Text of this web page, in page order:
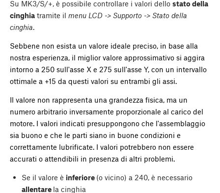
Su MK3/S/+, è possibile controllare i valori dello stato della
cinghia tramite il menu LCD -> Supporto -> Stato della
cinghia.
Sebbene non esista un valore ideale preciso, in base alla
nostra esperienza, il miglior valore approssimativo si aggira
intorno a 250 sull'asse X e 275 sull'asse Y, con un intervallo
ottimale a +15 da questi valori su entrambi gli assi.
Il valore non rappresenta una grandezza fisica, ma un
numero arbitrario inversamente proporzionale al carico del
motore. I valori indicati presuppongono che l'assemblaggio
sia buono e che le parti siano in buone condizioni e
correttamente lubrificate. I valori potrebbero non essere
accurati o attendibili in presenza di altri problemi.
Se il valore è inferiore (o vicino) a 240, è necessario
allentare la cinghia